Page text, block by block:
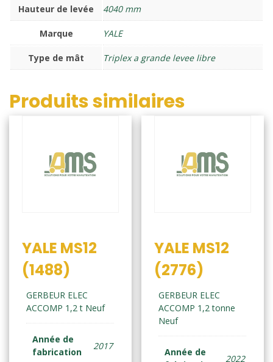
Hauteur de levée 4040 mm
Marque YALE
Type de mât Triplex a grande levee libre
Produits similaires
YALE MS12
(1488)
GERBEUR ELEC
ACCOMP 1,2 t Neuf
Année de
fabrication
2017
YALE MS12
(2776)
GERBEUR ELEC
ACCOMP 1,2 tonne
Neuf
Année de
2022